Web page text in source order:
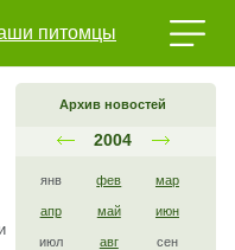
питомцы
Архив новостей
2004
янв фев мар
апр май июн
июл авг сен